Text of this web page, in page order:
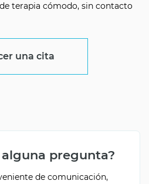
terapia cómodo, sin contacto
una cita
pregunta?
de comunicación,